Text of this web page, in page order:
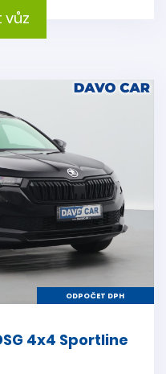
vůz
ODPOČET DPH
4x4 Sportline